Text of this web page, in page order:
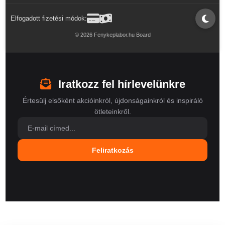
Elfogadott fizetési módok:
© 2026 Fenykeplabor.hu Board
Iratkozz fel hírlevelünkre
Értesülj elsőként akcióinkról, újdonságainkról és inspiráló
ötleteinkről.
Feliratkozás